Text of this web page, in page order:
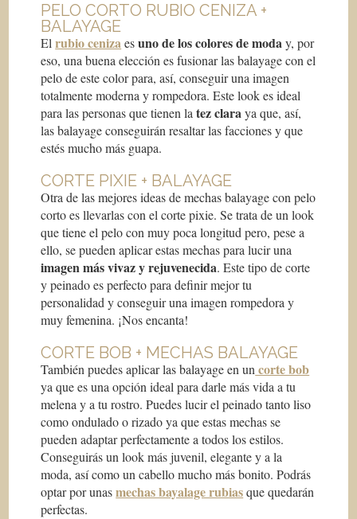
PELO CORTO RUBIO CENIZA +
BALAYAGE
Elrubio cenizaesuno de los colores de moday, por
eso, una buena elección es fusionar las balayage con el
pelo de este color para, así, conseguir una imagen
totalmente moderna y rompedora. Este look es ideal
para las personas que tienen latez claraya que, así,
las balayage conseguirán resaltar las facciones y que
estés mucho más guapa.
CORTE PIXIE + BALAYAGE
Otra de las mejores ideas de mechas balayage con pelo
corto es llevarlas con el corte pixie. Se trata de un look
que tiene el pelo con muy poca longitud pero, pese a
ello, se pueden aplicar estas mechas para lucir una
imagen más vivaz y rejuvenecida. Este tipo de corte
y peinado es perfecto para definir mejor tu
personalidad y conseguir una imagen rompedora y
muy femenina. ¡Nos encanta!
CORTE BOB + MECHAS BALAYAGE
También puedes aplicar las balayage en un corte bob
ya que es una opción ideal para darle más vida a tu
melena y a tu rostro. Puedes lucir el peinado tanto liso
como ondulado o rizado ya que estas mechas se
pueden adaptar perfectamente a todos los estilos.
Conseguirás un look más juvenil, elegante y a la
moda, así como un cabello mucho más bonito. Podrás
optar por unasmechas bayalage rubiasque quedarán
perfectas.